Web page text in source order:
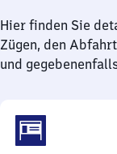
Hier finden Sie
Zügen, den
und